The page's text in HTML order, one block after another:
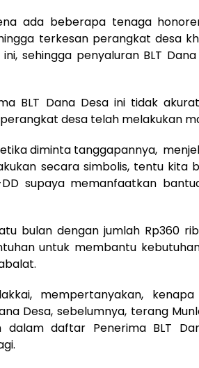
ada beberapa tenaga
terkesan perangkat desa
sehingga penyaluran BLT
BLT Dana Desa ini tidak
desa telah melakukan
diminta tanggapannya,
secara simbolis, tentu kita
supaya memanfaatkan
bulan dengan jumlah Rp360
untuk membantu
mempertanyakan,
Desa, sebelumnya, terang
dalam daftar Penerima BLT